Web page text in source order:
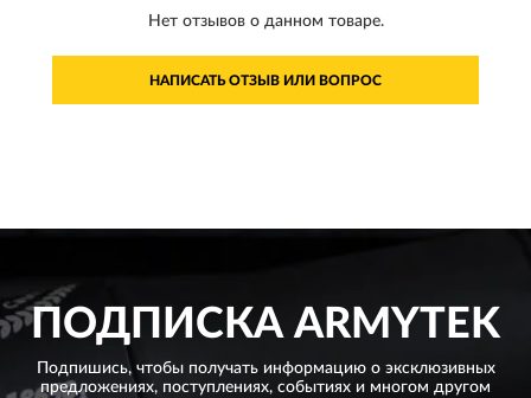
Нет отзывов о данном товаре.
НАПИСАТЬ ОТЗЫВ ИЛИ ВОПРОС
ПОДПИСКА ARMYTEK
Подпишись, чтобы получать информацию о эксклюзивных
предложениях, поступлениях, событиях и многом другом